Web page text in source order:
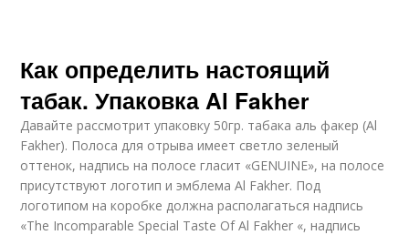
Как определить настоящий
табак. Упаковка Al Fakher
Давайте рассмотрит упаковку 50гр. табака аль факер (Al
Fakher). Полоса для отрыва имеет светло зеленый
оттенок, надпись на полосе гласит «GENUINE», на полосе
присутствуют логотип и эмблема Al Fakher. Под
логотипом на коробке должна располагаться надпись
«The Incomparable Special Taste Of Al Fakher «, надпись